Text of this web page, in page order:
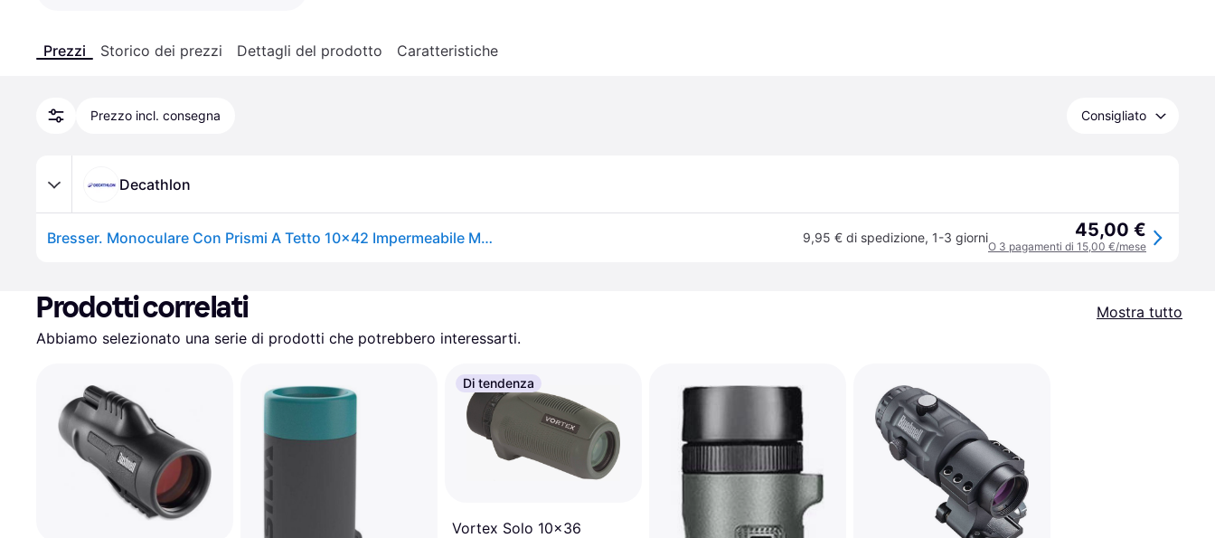
Prezzi Storico dei prezzi Dettagli del prodotto Caratteristiche
Prezzo incl. consegna Consigliato
Decathlon
Bresser. Monoculare Con Prismi A Tetto 10x42 Impermeabile Monocoli Ritiro Gratis - grigio - Senza taglia 9,95 € di spedizione, 1-3 giorni 45,00 €
O 3 pagamenti di 15,00 €/mese
Prodotti correlati
Mostra tutto
Abbiamo selezionato una serie di prodotti che potrebbero interessarti.
Di tendenza
Vortex Solo 10x36